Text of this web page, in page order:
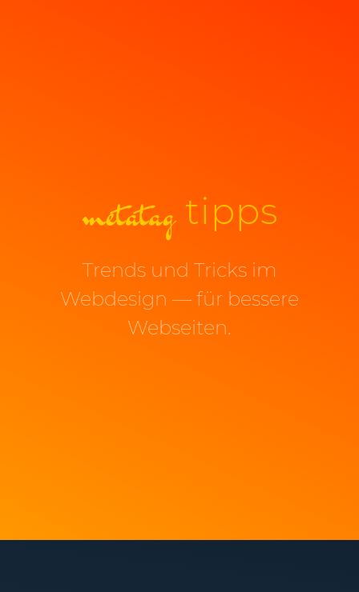
metatag tipps
Trends und Tricks im
Webdesign — für bessere
Webseiten.